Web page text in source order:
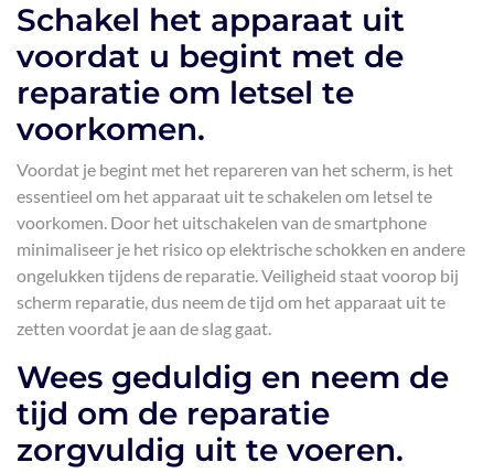
Schakel het apparaat uit
voordat u begint met de
reparatie om letsel te
voorkomen.
Voordat je begint met het repareren van het scherm, is het
essentieel om het apparaat uit te schakelen om letsel te
voorkomen. Door het uitschakelen van de smartphone
minimaliseer je het risico op elektrische schokken en andere
ongelukken tijdens de reparatie. Veiligheid staat voorop bij
scherm reparatie, dus neem de tijd om het apparaat uit te
zetten voordat je aan de slag gaat.
Wees geduldig en neem de
tijd om de reparatie
zorgvuldig uit te voeren.